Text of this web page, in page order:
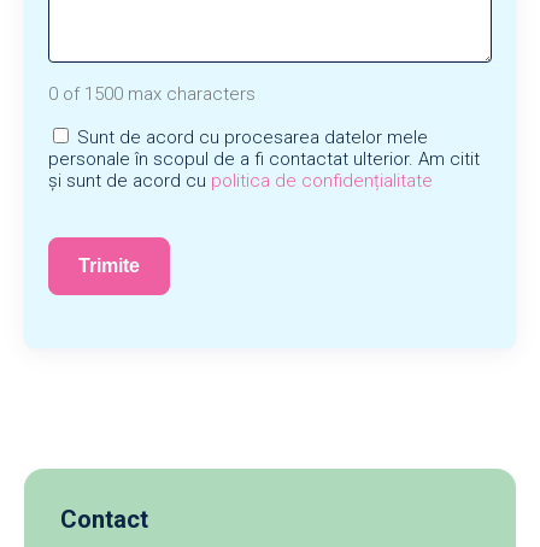
0 of 1500 max characters
Consent
Sunt de acord cu procesarea datelor mele
personale în scopul de a fi contactat ulterior. Am citit
și sunt de acord cu politica de confidențialitate
Contact